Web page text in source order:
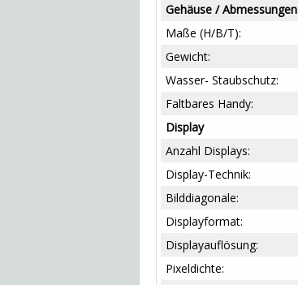
Gehäuse / Abmessungen
Maße (H/B/T):
Gewicht:
Wasser- Staubschutz:
Faltbares Handy:
Display
Anzahl Displays:
Display-Technik:
Bilddiagonale:
Displayformat:
Displayauflösung:
Pixeldichte: